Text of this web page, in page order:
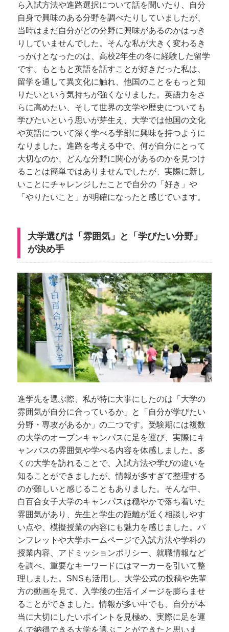
ら入試方法や進路選択について話を聞いたり、自分
自身で興味のある分野を調べたりしていましたが、
当時はまだ自分がどの分野に興味があるのかはっき
りしていませんでした。そんな私が大きく変わるき
っかけとなったのは、高校2年生の冬に経験した留学
です。もともと英語を話すことが好きだった私は、
留学を通して異文化に触れ、他国のことをもっと知
りたいという気持ちが強くなりました。英語力をさ
らに高めたい、そして世界の文学や歴史についても
学びたいという思いが芽生え、大学では他国の文化
や英語について深く学べる学部に興味を持つように
なりました。進路を考える中で、何が自分にとって
大切なのか、どんな分野に関心があるのかを見つけ
ることは簡単ではありませんでしたが、実際に新し
いことにチャレンジしたことで自分の「好き」や
「やりたいこと」が明確になったと感じています。
大学選びは「雰囲気」と「学びたい分野」
が決め手
進学先を選ぶ際、私が特に大事にしたのは「大学の
雰囲気が自分に合っているか」と「自分が学びたい
分野・専攻があるか」の二つです。受験期には複数
の大学のオープンキャンパスに足を運び、実際にキ
ャンパスの雰囲気や学べる内容を体感しました。多
くの大学を訪れることで、入試方法や学びの違いを
知ることができましたが、情報が多すぎて整理する
のが難しいと感じることもありました。そんな中、
白百合女子大学のキャンパスは穏やかで落ち着いた
雰囲気があり、先生と学生の距離が近く相談しやす
い点や、模擬授業の内容にも魅力を感じました。パ
ンフレットや大学ホームページで入試方法や学科の
授業内容、アドミッションポリシー、就職情報など
を調べ、重要なキーワードにはマーカーを引いて整
理しました。SNSも活用し、大学公式の投稿や先輩
方の動画を見て、入学後の生活イメージを膨らませ
ることができました。情報が多い中でも、自分が本
当に大切にしたいポイントを見極め、実際に足を運
んで納得できる大学を選ぶことができたと思いま